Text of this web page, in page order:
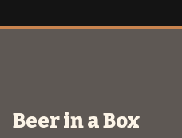
Beer in a Box